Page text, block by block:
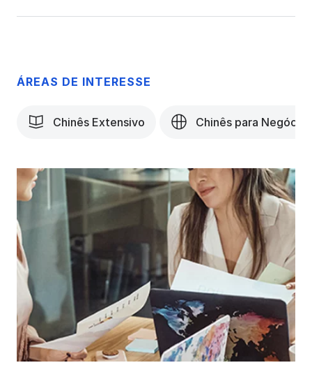
ÁREAS DE INTERESSE
Chinês Extensivo Chinês para Negócios